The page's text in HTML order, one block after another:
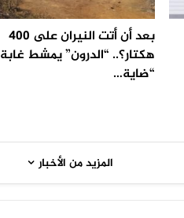
بعد أن أتت النيران على 400
هكتار؟.. “الدرون” يمشط غابة
“ضاية…
المزيد من الأخبار